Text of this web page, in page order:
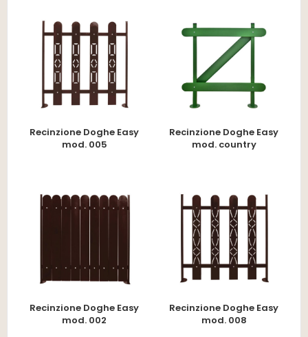
Recinzione Doghe Easy
mod. 005
Recinzione Doghe Easy
mod. country
Recinzione Doghe Easy
mod. 002
Recinzione Doghe Easy
mod. 008